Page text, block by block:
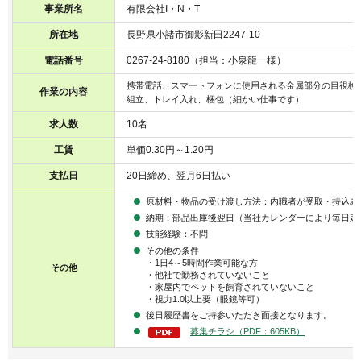
事業所名 有限会社I・N・T
所在地 長野県小諸市御影新田2247-10
電話番号 0267-24-8180（担当：小泉龍一様）
作業の内容
携帯電話、スマートフォンに使用される金属部分の目視検
組立、トレイ入れ、梱包（細かい仕事です）
求人数 10名
工賃 単価0.30円～1.20円
支払日 20日締め、翌月6日払い
その他
原材料・物品の受け渡し方法：内職者が受取・持込み
納期：部品出庫後翌日（当社カレンダーにより毎日定
技能経験：不問
その他の条件
・1日4～5時間作業可能な方
・他社で勤務されていないこと
・家屋内でペットを飼育されていないこと
・視力1.0以上要（眼鏡等可）
後日履歴書をご持参いただき面接となります。
募集チラシ（PDF：605KB）